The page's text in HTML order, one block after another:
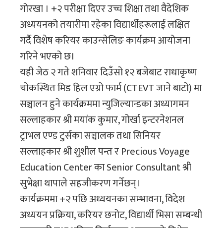
गोरखा । +२ परीक्षा दिएर उच्च शिक्षा तथा वैदेशिक
अध्ययनको तयारीमा रहेका विद्यार्थीहरूलाई लक्षित
गर्दै विशेष करियर काउन्सेलिङ कार्यक्रम आयोजना
गरिने भएको छ।
यही जेठ २ गते शनिवार दिउँसो १२ बजेबाट राधाकृष्ण
चोकस्थित मिड हिल एग्रो फार्म (CTEVT जाने बाटो) मा
सञ्चालन हुने कार्यक्रममा न्युजिल्यान्डका अध्यागमन
सल्लाहकार श्री मयांक कुमार, गोर्खा इन्टरनेशनल
ट्राभल एण्ड टुर्सका सञ्चालक तथा सिनियर
सल्लाहकार श्री शुशील पन्त र Precious Voyage
Education Center का Senior Consultant श्री
सुभेक्षा थापाले सहजीकरण गर्नेछन्।
कार्यक्रममा +२ पछि अध्ययनका सम्भावना, विदेश
अध्ययन प्रक्रिया, करियर छनोट, विद्यार्थी भिसा सम्बन्धी